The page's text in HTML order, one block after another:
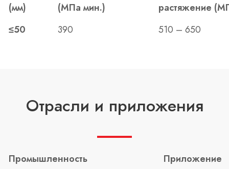
(мм)
(МПа мин.)
растяжение
≤50
390 510 – 650
Отрасли и приложения
Промышленность
Приложение